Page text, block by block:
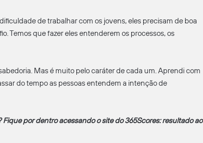
de trabalhar com os jovens, eles precisam de boa
Temos que fazer eles entenderem os processos, os
Mas é muito pelo caráter de cada um. Aprendi com
do tempo as pessoas entendem a intenção de
Fique por dentro acessando o site do 365Scores: resultado ao